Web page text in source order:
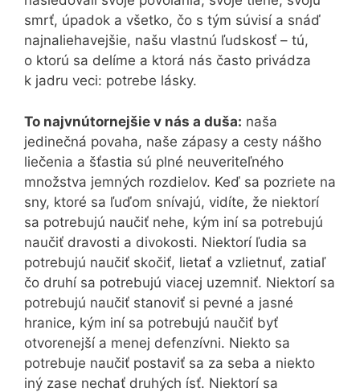
smrť, úpadok a všetko, čo s tým súvisí a snáď
najnaliehavejšie, našu vlastnú ľudskosť – tú,
o ktorú sa delíme a ktorá nás často privádza
k jadru veci: potrebe lásky.
To najvnútornejšie v nás a duša: naša
jedinečná povaha, naše zápasy a cesty nášho
liečenia a šťastia sú plné neuveriteľného
množstva jemných rozdielov. Keď sa pozriete na
sny, ktoré sa ľuďom snívajú, vidíte, že niektorí
sa potrebujú naučiť nehe, kým iní sa potrebujú
naučiť dravosti a divokosti. Niektorí ľudia sa
potrebujú naučiť skočiť, lietať a vzlietnuť, zatiaľ
čo druhí sa potrebujú viacej uzemniť. Niektorí sa
potrebujú naučiť stanoviť si pevné a jasné
hranice, kým iní sa potrebujú naučiť byť
otvorenejší a menej defenzívni. Niekto sa
potrebuje naučiť postaviť sa za seba a niekto
iný zase nechať druhých ísť. Niektorí sa